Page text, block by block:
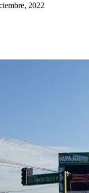
2022